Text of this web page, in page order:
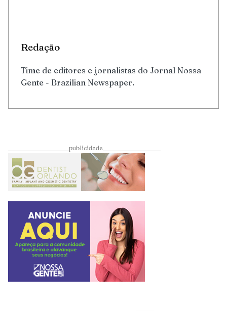
Redação
Time de editores e jornalistas do Jornal Nossa
Gente - Brazilian Newspaper.
____________________publicidade___________________